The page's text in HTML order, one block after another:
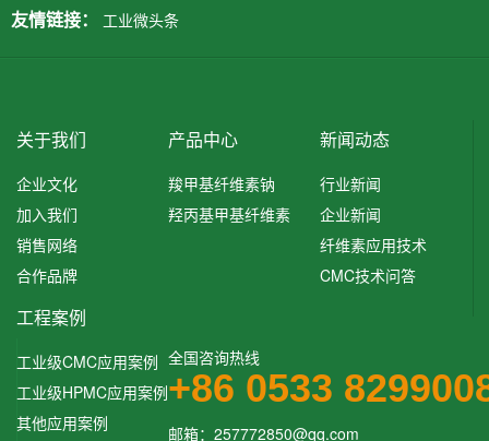
友情链接： 工业微头条
关于我们
企业文化
加入我们
销售网络
合作品牌
产品中心
羧甲基纤维素钠
羟丙基甲基纤维素
新闻动态
行业新闻
企业新闻
纤维素应用技术
CMC技术问答
工程案例
工业级CMC应用案例
工业级HPMC应用案例
其他应用案例
全国咨询热线
+86 0533
邮箱：257772850@qq.com‬